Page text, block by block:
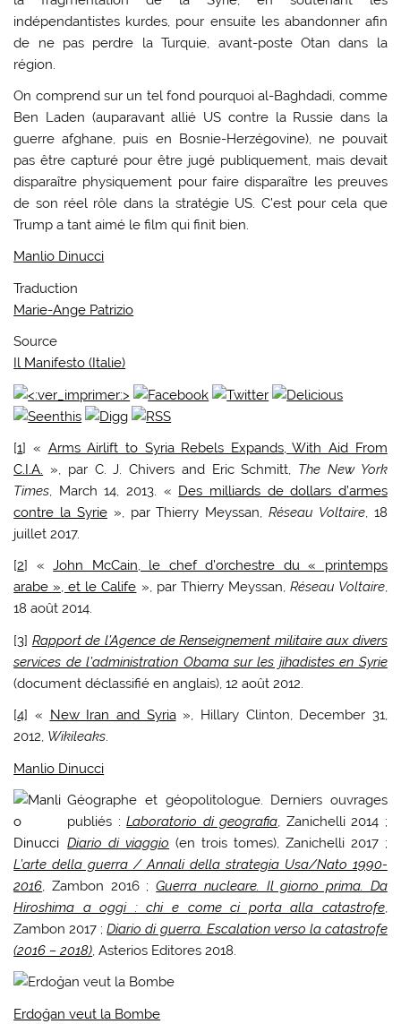
indépendantistes kurdes, pour ensuite les abandonner afin
de ne pas perdre la Turquie, avant-poste Otan dans la
région.
On comprend sur un tel fond pourquoi al-Baghdadi, comme
Ben Laden (auparavant allié US contre la Russie dans la
guerre afghane, puis en Bosnie-Herzégovine), ne pouvait
pas être capturé pour être jugé publiquement, mais devait
disparaître physiquement pour faire disparaître les preuves
de son réel rôle dans la stratégie US. C’est pour cela que
Trump a tant aimé le film qui finit bien.
Manlio Dinucci
Traduction
Marie-Ange Patrizio
Source
Il Manifesto (Italie)
[1] « Arms Airlift to Syria Rebels Expands, With Aid From
C.I.A. », par C. J. Chivers and Eric Schmitt, The New York
Times, March 14, 2013. « Des milliards de dollars d’armes
contre la Syrie», par Thierry Meyssan,Réseau Voltaire, 18
juillet 2017.
[2] «John McCain, le chef d’orchestre du « printemps
arabe », et le Calife », par Thierry Meyssan, Réseau Voltaire,
18 août 2014.
[3] Rapport de l’Agence de Renseignement militaire aux divers
services de l’administration Obama sur les jihadistes en Syrie
(document déclassifié en anglais), 12 août 2012.
[4] « New Iran and Syria», Hillary Clinton, December 31,
2012, Wikileaks.
Manlio Dinucci
Géographe et géopolitologue. Derniers ouvrages
publiés :Laboratorio di geografia, Zanichelli 2014 ;
Diario di viaggio (en trois tomes), Zanichelli 2017 ;
L’arte della guerra / Annali della strategia Usa/Nato 1990-
2016, Zambon 2016 ;Guerra nucleare. Il giorno prima. Da
Hiroshima a oggi : chi e come ci porta alla catastrofe,
Zambon 2017 ;Diario di guerra. Escalation verso la catastrofe
(2016 – 2018), Asterios Editores 2018.
Erdoğan veut la Bombe